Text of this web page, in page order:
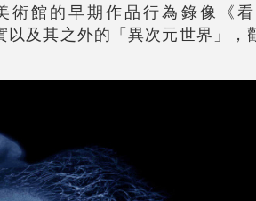
館的早期作品行為錄像《
以及其之外的「異次元世界」，